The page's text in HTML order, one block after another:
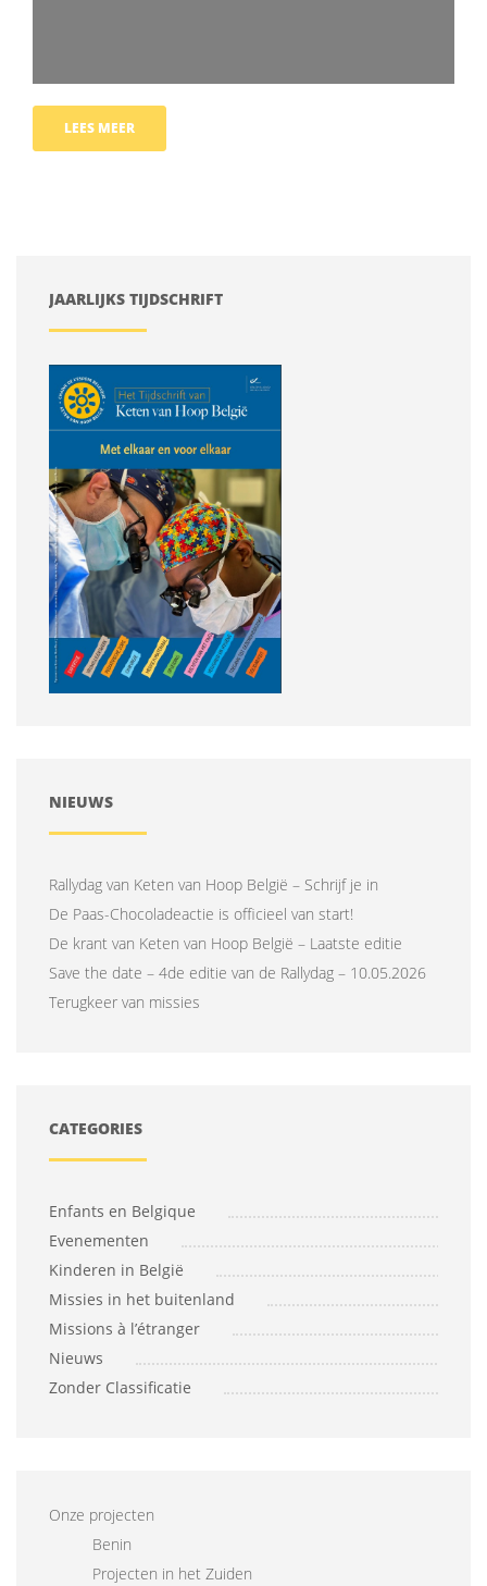
LEES MEER
JAARLIJKS TIJDSCHRIFT
NIEUWS
Rallydag van Keten van Hoop België – Schrijf je in
De Paas-Chocoladeactie is officieel van start!
De krant van Keten van Hoop België – Laatste editie
Save the date – 4de editie van de Rallydag – 10.05.2026
Terugkeer van missies
CATEGORIES
Enfants en Belgique
Evenementen
Kinderen in België
Missies in het buitenland
Missions à l’étranger
Nieuws
Zonder Classificatie
Onze projecten
Benin
Projecten in het Zuiden